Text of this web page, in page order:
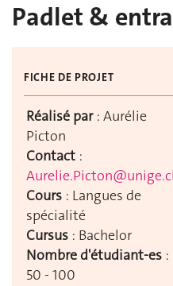
Padlet &
FICHE DE PROJET
Réalisé par: Aurélie
Picton
Contact :
Cours : Langues de
spécialité
Cursus : Bachelor
Nombre d'étudiant-es :
50 - 100